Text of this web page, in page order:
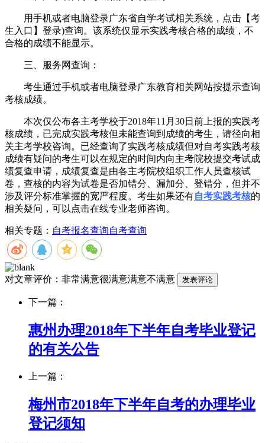
用手机或者电脑登录广东省自学考试相关系统，点击【考
生入口】登录)查询。该系统仅显示实践考核合格的成绩，不
合格的成绩不能显示。
三、服务网查询：
考生通过手机或者电脑登录广东教育相关网站按提示查询
考核成绩。
本次仅公布各主考学校于2018年11月30日前上报的实践考
核成绩，已完成实践考核但未能查询到成绩的考生，请径向相
关主考学校咨询。已经查询了实践考核成绩但对自考实践考核
成绩有疑问的考生可以在规定的时间内向主考院校提交考试成
绩复查申请，成绩复查是由各主考院校组织工作人员查核试
卷，查核的内容为试卷是否加错分、漏加分、登错分，但并不
涉及评分标准掌握的宽严程度。考生如果还有自考实践考核的
相关疑问，可以点击在线专业老师咨询。
相关专题： 自考报名查询自考查询
对文章评价： 非常满意很满意满意不满意
下一篇：
惠州办理2018年下半年自考毕业登记
的有关公告
上一篇：
梅州市2018年下半年自考的办理毕业
登记须知